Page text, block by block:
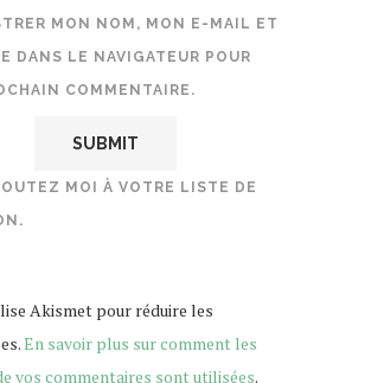
MON NOM, MON E-MAIL ET
DANS LE NAVIGATEUR POUR
COMMENTAIRE.
MOI À VOTRE LISTE DE
Akismet pour réduire les
En savoir plus sur comment les
vos commentaires sont utilisées.